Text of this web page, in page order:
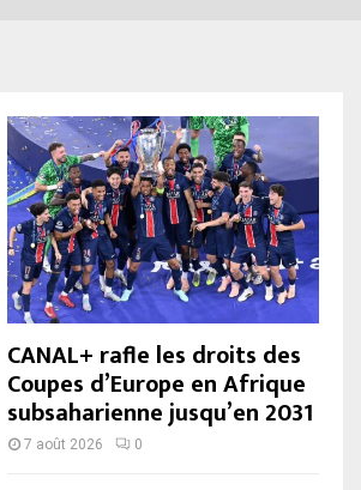
CANAL+ rafle les droits des
Coupes d’Europe en Afrique
subsaharienne jusqu’en 2031
7 août 2026 0